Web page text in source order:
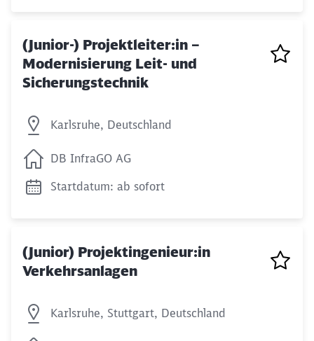
(Junior-) Projektleiter:in –
Modernisierung Leit- und
Sicherungstechnik
Karlsruhe, Deutschland
DB InfraGO AG
Startdatum: ab sofort
(Junior) Projektingenieur:in
Verkehrsanlagen
Karlsruhe, Stuttgart, Deutschland